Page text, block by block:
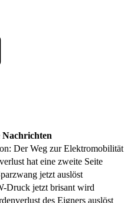
Der Weg zur Elektromobilität
hat eine zweite Seite
jetzt auslöst
Druck jetzt brisant wird
des Eigners auslöst